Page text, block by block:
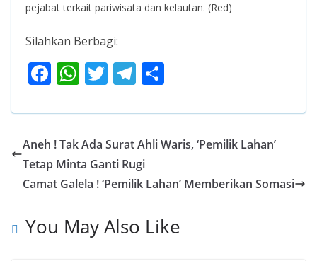
pejabat terkait pariwisata dan kelautan. (Red)
Silahkan Berbagi:
F
e
b
o
o
W
at
s
A
p
T
itt
er
T
e
gr
a
m
ar
e
Aneh ! Tak Ada Surat Ahli Waris, ‘Pemilik Lahan’
Tetap Minta Ganti Rugi
Camat Galela ! ‘Pemilik Lahan’ Memberikan Somasi
You May Also Like